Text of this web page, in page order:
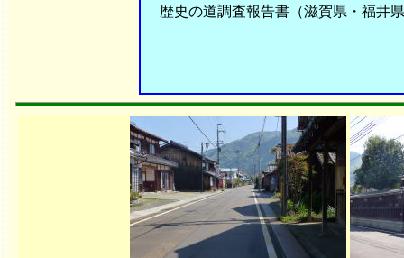
歴史の道調査報告書（滋賀県・福井